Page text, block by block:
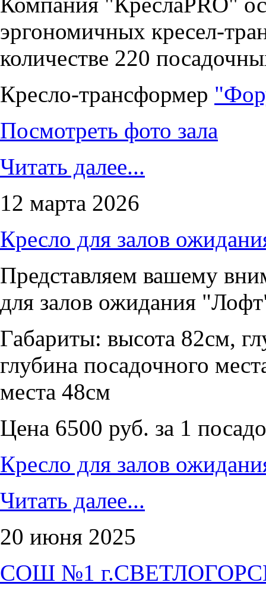
эргономичных кресел-
количестве 220
Кресло-трансформер
Посмотреть фото зала
Читать далее...
12 марта 2026
Кресло для залов
Представляем вашему
для залов ожидания
Габариты: высота 82см,
глубина посадочного
места 48см
Цена 6500 руб. за 1
Кресло для залов
Читать далее...
20 июня 2025
СОШ №1